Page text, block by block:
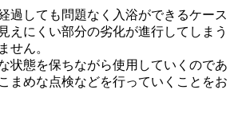
過しても問題なく入浴ができるケース
えにくい部分の劣化が進行してしまう
せん。
状態を保ちながら使用していくのであ
まめな点検などを行っていくことをお